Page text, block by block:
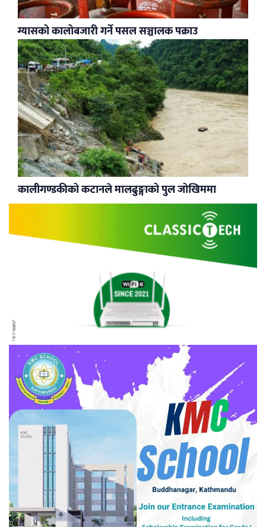
ग्यासको कालोबजारी गर्ने पसल सञ्चालक पक्राउ
कालीगण्डकीको कटानले मालढुङ्गाको पुल जोखिममा